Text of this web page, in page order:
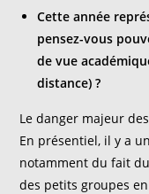
Cette année
pensez-vous
de vue
distance) ?
Le danger majeur
En présentiel, il y a
notamment du fait
des petits groupes